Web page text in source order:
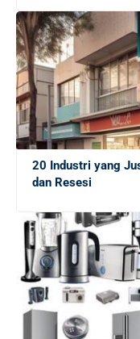
Pilihan Font
Memukau di Layar
Gaji Sarjana Fresh
Yen dan Rupiah
5 Alasan Magang
Karier Mahasiswa
20 Platform
Side Job dengan
10 Cara Efektif
Menambah Income
20 Industri yang
dan Resesi